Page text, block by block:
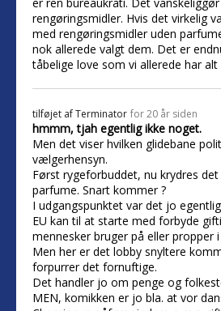
rengøringsmidler. Hvis det virkelig
med rengøringsmidler uden
nok allerede valgt dem. Det er
tåbelige love som vi allerede har
tilføjet afTerminator for 20 år siden
hmmm, tjah egentlig ikke noget.
Men det viser hvilken glidebane
vælgerhensyn.
Først rygeforbuddet, nu krydres
parfume. Snart kommer ?
I udgangspunktet var det jo
EU kan til at starte med forbyde
mennesker bruger på eller propper
Men her er det lobby snyltere
forpurrer det fornuftige.
Det handler jo om penge og
MEN, komikken er jo bla. at vor